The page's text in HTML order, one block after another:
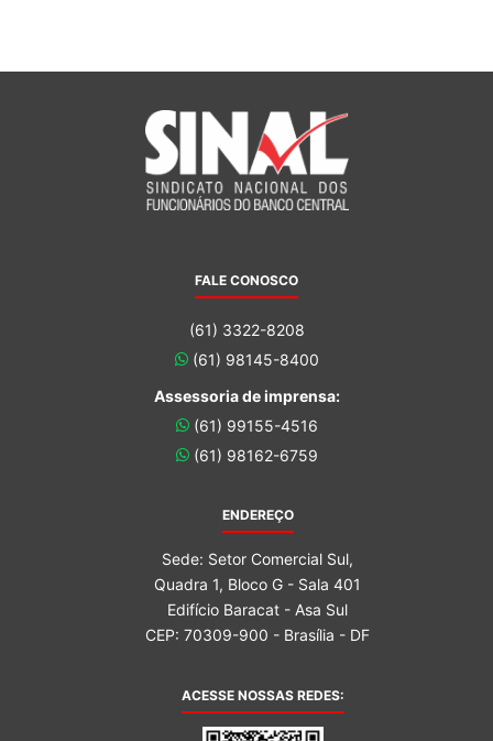
FALE CONOSCO
(61) 3322-8208
(61) 98145-8400
Assessoria de imprensa:
(61) 99155-4516
(61) 98162-6759
ENDEREÇO
Sede: Setor Comercial Sul,
Quadra 1, Bloco G - Sala 401
Edifício Baracat - Asa Sul
CEP: 70309-900 - Brasília - DF
ACESSE NOSSAS REDES: